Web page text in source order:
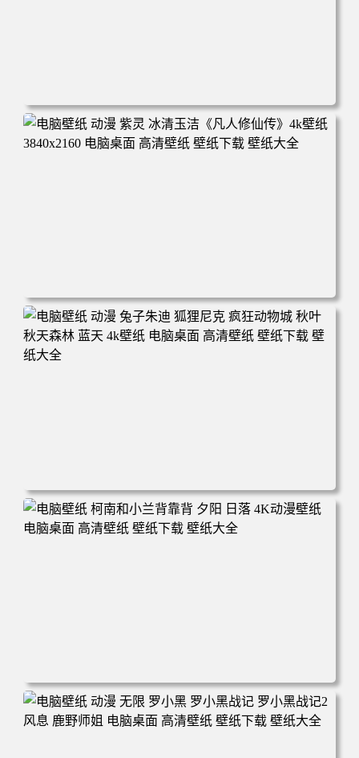
电脑壁纸 动漫 凡人修仙传 韩立 结婴 4k壁纸 3840x2160 电
脑桌面 高清壁纸 壁纸下载 壁纸大全
电脑壁纸 动漫 紫灵 冰清玉洁《凡人修仙传》4k壁纸 3840x2
160 电脑桌面 高清壁纸 壁纸下载 壁纸大全
电脑壁纸 动漫 兔子朱迪 狐狸尼克 疯狂动物城 秋叶 秋天森
林 蓝天 4k壁纸 电脑桌面 高清壁纸 壁纸下载 壁纸大全
电脑壁纸 柯南和小兰背靠背 夕阳 日落 4K动漫壁纸 电脑桌
面 高清壁纸 壁纸下载 壁纸大全